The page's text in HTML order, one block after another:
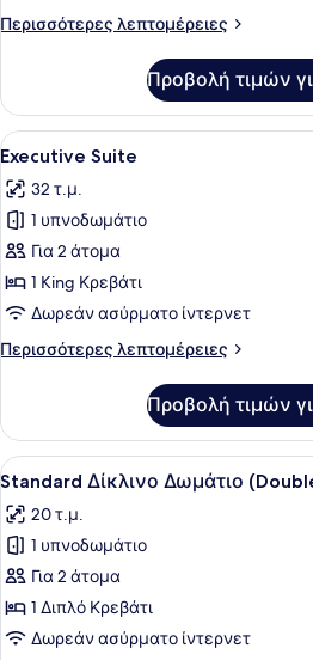
Περισσότερες λεπτομέρειες
Περισσότερες
Suite
Προβολή τιμών
Προβολή
όλων
των
φωτογραφιών
για
Executive
Suite
Ένα
19
Executive Suite
32 τ.μ.
1 υπνοδωμάτιο
Για 2 άτομα
1 King Κρεβάτι
Δωρεάν ασύρματο ίντερνετ
Περισσότερες λεπτομέρειες
Περισσότερες
Suite
Προβολή τιμών
Προβολή
όλων
των
φωτογραφιών
για
Standard
Δίκλινο
Ένα
8
Standard Δίκλινο Δωμάτιο
20 τ.μ.
1 υπνοδωμάτιο
Για 2 άτομα
1 Διπλό Κρεβάτι
Δωρεάν ασύρματο ίντερνετ